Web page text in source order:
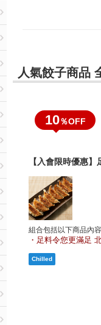
人氣餃子商品
10％OFF
【入會限時優惠
組合包括以下商品內容
足料令您更滿足